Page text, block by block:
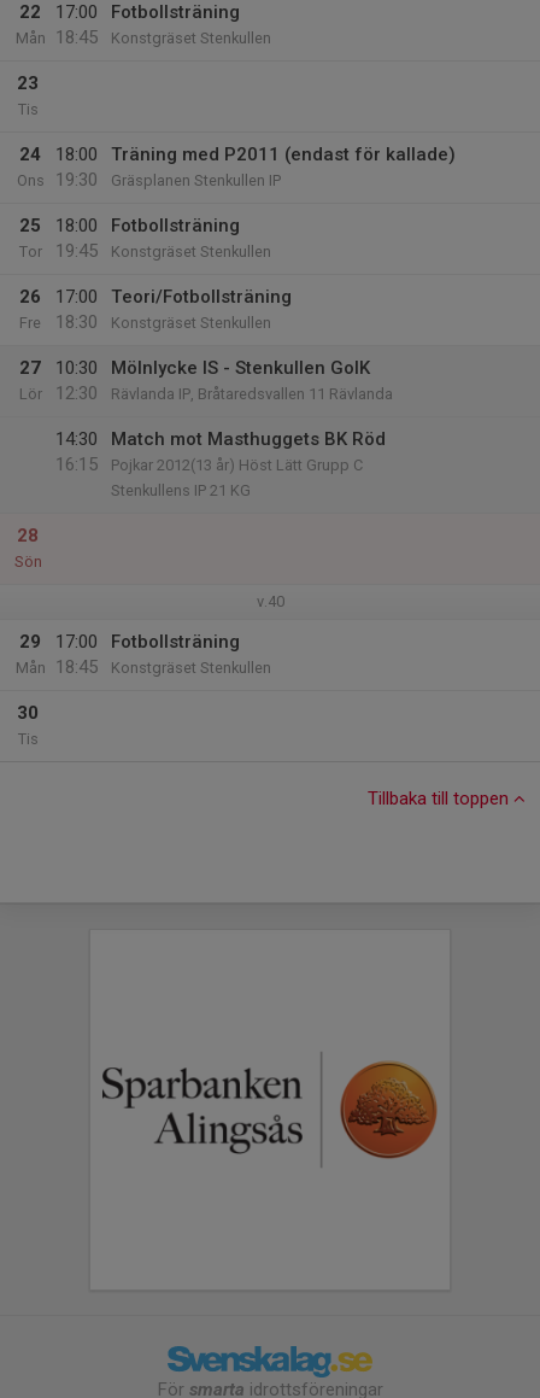
22
Mån
17:00
18:45
Fotbollsträning
Konstgräset Stenkullen
23
Tis
24
Ons
18:00
19:30
Träning med P2011 (endast för kallade)
Gräsplanen Stenkullen IP
25
Tor
18:00
19:45
Fotbollsträning
Konstgräset Stenkullen
26
Fre
17:00
18:30
Teori/Fotbollsträning
Konstgräset Stenkullen
27
Lör
10:30
12:30
Mölnlycke IS - Stenkullen GoIK
Rävlanda IP, Bråtaredsvallen 11 Rävlanda
14:30
16:15
Match mot Masthuggets BK Röd
Pojkar 2012(13 år) Höst Lätt Grupp C
Stenkullens IP 21 KG
28
Sön
v.40
29
Mån
17:00
18:45
Fotbollsträning
Konstgräset Stenkullen
30
Tis
Tillbaka till toppen
För smarta idrottsföreningar